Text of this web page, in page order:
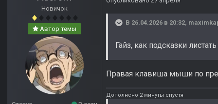
Новичок
Автор темы
В 26.04.2026 в 20:32,
Гайз, как подсказки
Правая клавиша мыши по
Дополнено 2 минуты спустя